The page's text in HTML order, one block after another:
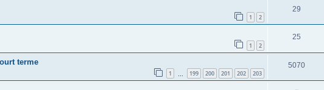
1 2
29
1 2
25
terme
1 199 200 201 202 203
5070